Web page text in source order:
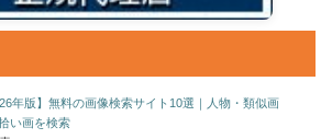
年版】無料の画像検索サイト10選｜人物・類似画
い画を検索